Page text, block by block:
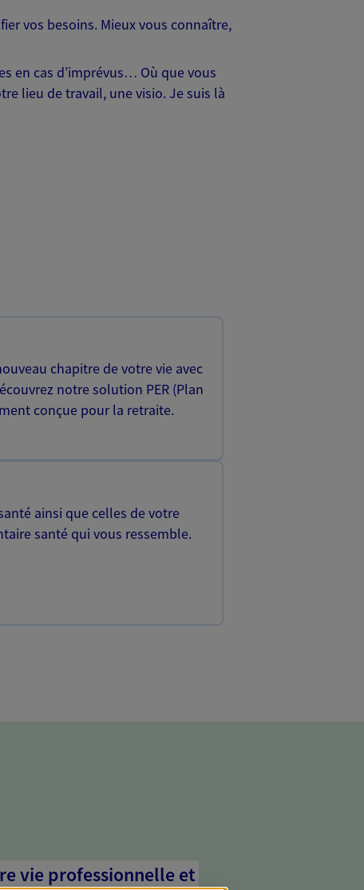
vos besoins. Mieux vous connaître,
en cas d’imprévus… Où que vous
lieu de travail, une visio. Je suis là
chapitre de votre vie avec
notre solution PER (Plan
conçue pour la retraite.
ainsi que celles de votre
santé qui vous ressemble.
vie professionnelle et